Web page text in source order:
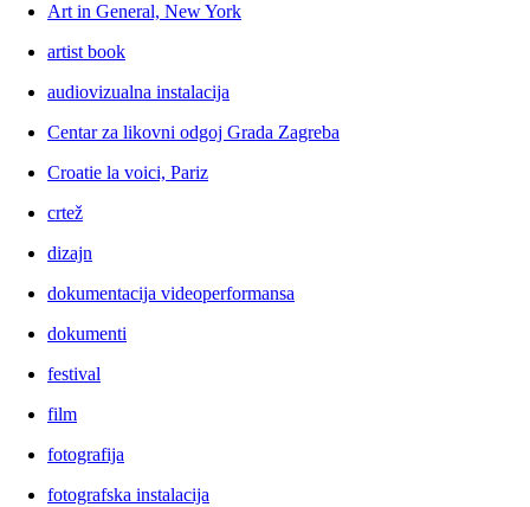
Art in General, New York
artist book
audiovizualna instalacija
Centar za likovni odgoj Grada Zagreba
Croatie la voici, Pariz
crtež
dizajn
dokumentacija videoperformansa
dokumenti
festival
film
fotografija
fotografska instalacija